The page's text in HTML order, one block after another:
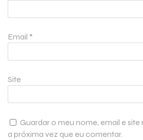
Email *
Site
Guardar o meu nome, email e
a próxima vez que eu comentar.